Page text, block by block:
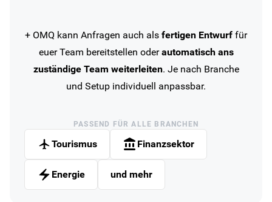
+ OMQ kann Anfragen auch als fertigen Entwurf für
euer Team bereitstellen oderautomatisch ans
zuständige Team weiterleiten. Je nach Branche
und Setup individuell anpassbar.
PASSEND FÜR ALLE BRANCHEN
Tourismus Finanzsektor
Energie und mehr